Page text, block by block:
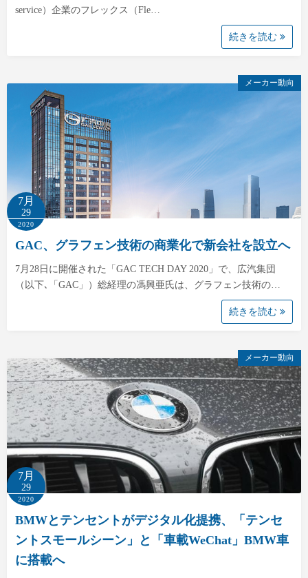
service）企業のフレックス（Fle…
続きを読む
メーカー動向
7月
29
2020
GAC、グラフェン技術の商業化で新会社を設立へ
7月28日に開催された「GAC TECH DAY 2020」で、広汽集団
（以下､「GAC」）総経理の馮興亜氏は、グラフェン技術の…
続きを読む
メーカー動向
7月
29
2020
BMWとテンセントがデジタル化提携、「テンセ
ントスモールシーン」と「車載WeChat」BMW車
に搭載へ